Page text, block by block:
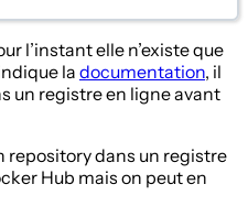
l’instant elle n’existe que
la documentation, il
un registre en ligne avant
repository dans un registre
Hub mais on peut en